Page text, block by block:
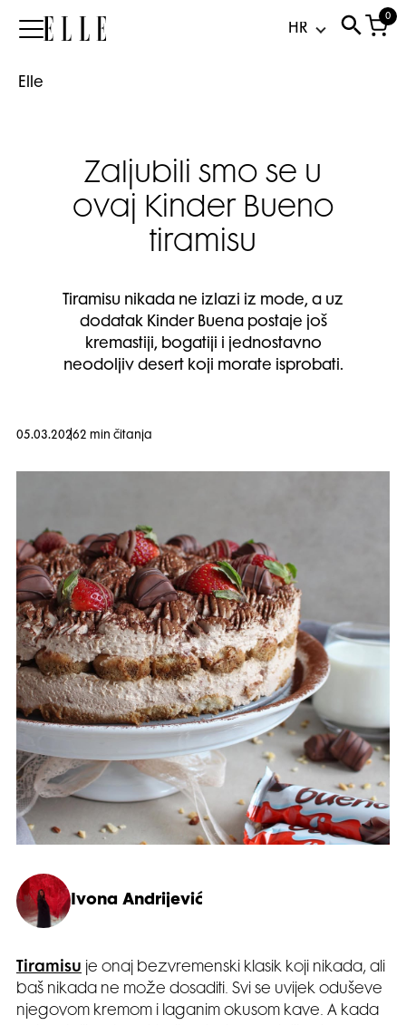
Elle
0
Elle
Zaljubili smo se u
ovaj Kinder Bueno
tiramisu
Tiramisu nikada ne izlazi iz mode, a uz
dodatak Kinder Buena postaje još
kremastiji, bogatiji i jednostavno
neodoljiv desert koji morate isprobati.
05.03.20262 min čitanja
Ivona Andrijević
Tiramisu je onaj bezvremenski klasik koji nikada, ali
baš nikada ne može dosaditi. Svi se uvijek oduševe
njegovom kremom i laganim okusom kave. A kada